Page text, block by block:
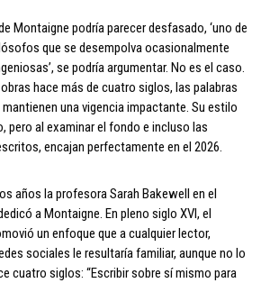
Montaigne podría parecer desfasado, ‘uno de
que se desempolva ocasionalmente
se podría argumentar. No es el caso.
hace más de cuatro siglos, las palabras
una vigencia impactante. Su estilo
pero al examinar el fondo e incluso las
encajan perfectamente en el 2026.
años la profesora Sarah Bakewell en el
a Montaigne. En pleno siglo XVI, el
un enfoque que a cualquier lector,
sociales le resultaría familiar, aunque no lo
cuatro siglos: “Escribir sobre sí mismo para